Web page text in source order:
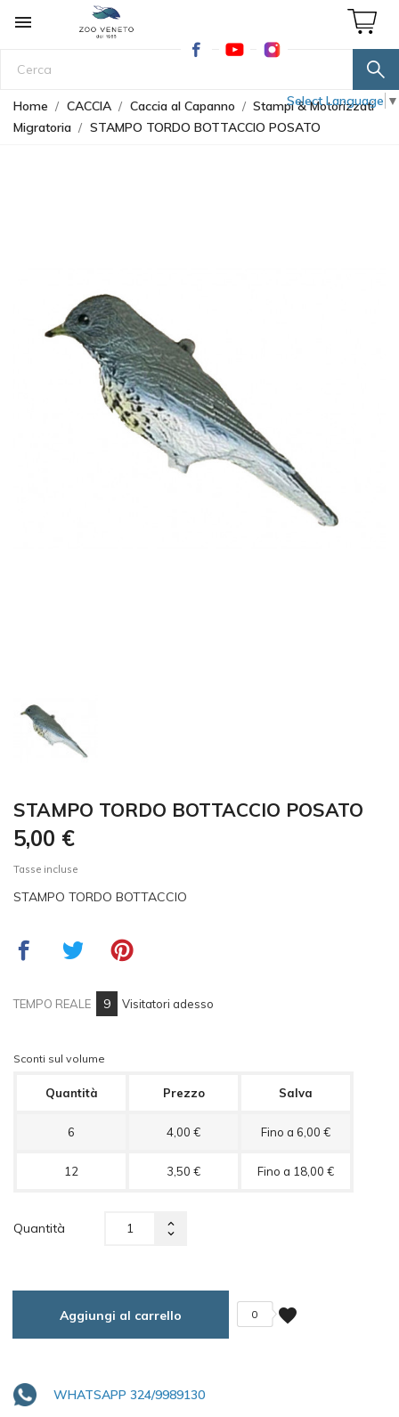
Select Language ▼

Home CACCIA Caccia al Capanno
Stampi & Motorizzati
Migratoria
STAMPO TORDO BOTTACCIO POSATO
STAMPO TORDO BOTTACCIO POSATO
5,00 €
Tasse incluse
STAMPO TORDO BOTTACCIO
TEMPO REALE 9 Visitatori adesso
Sconti sul volume
Quantità Prezzo Salva
6 4,00 € Fino a 6,00 €
12 3,50 € Fino a 18,00 €
Quantità
Aggiungi al carrello favorite
0
WHATSAPP 324/9989130